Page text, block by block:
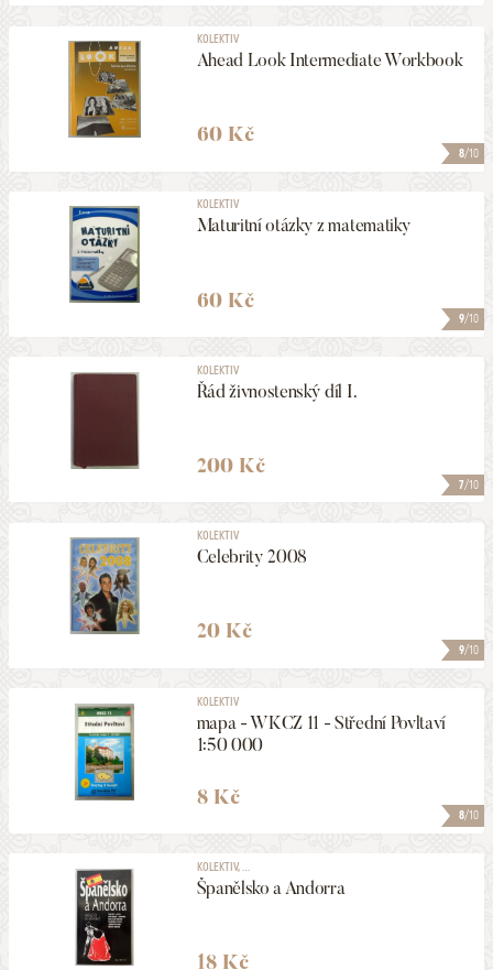
8/10
KOLEKTIV
Ahead Look Intermediate Workbook
60 Kč
9/10
KOLEKTIV
Maturitní otázky z matematiky
60 Kč
7/10
KOLEKTIV
Řád živnostenský díl I.
200 Kč
9/10
KOLEKTIV
Celebrity 2008
20 Kč
8/10
KOLEKTIV
mapa - WKCZ 11 - Střední Povltaví
1:50 000
8 Kč
KOLEKTIV, ...
Španělsko a Andorra
18 Kč